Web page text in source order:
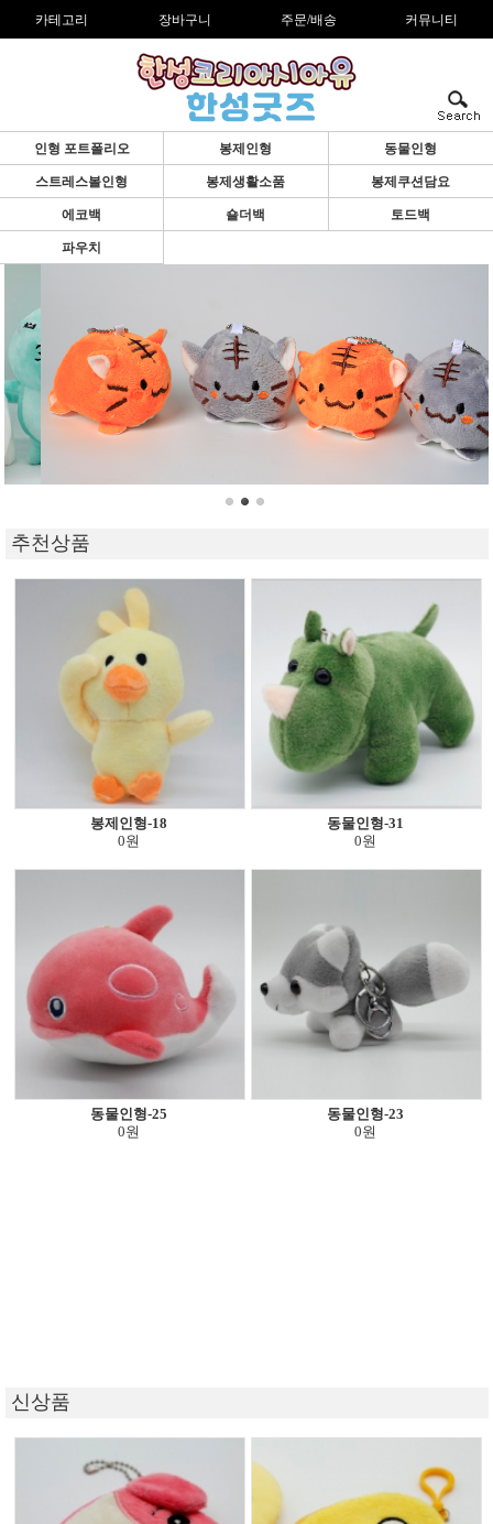
카테고리 장바구니 주문/배송 커뮤니티
인형 포트폴리오 봉제인형 동물인형
스트레스볼인형 봉제생활소품 봉제쿠션담요
에코백 숄더백 토드백
파우치
추천상품
봉제인형-18
0원
동물인형-31
0원
동물인형-25
0원
동물인형-23
0원
신상품